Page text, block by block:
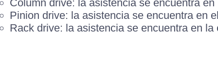
Column drive: la asistencia se encuentra
Pinion drive: la asistencia se encuentra en
Rack drive: la asistencia se encuentra en